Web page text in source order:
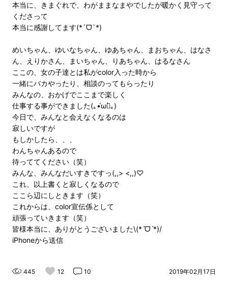
本当に、きまぐれで、わがままなまやでしたが暖かく見守って
くださって
本当に感謝してます(*´ᗜ`*)
めいちゃん、ゆいなちゃん、ゆあちゃん、まおちゃん、はなさ
ん、えりかさん、まいちゃん、りあちゃん、はるなさん
ここの、女の子達とは私がcolor入った時から
一緒にバカやったり、相談のってもらったり
みんなの、おかげでここまで楽しく
仕事する事ができました(｡•́ωก̀｡)
今日で、みんなと会えなくなるのは
寂しいですが
もしかしたら、、、
わんちゃんあるので
待っててください（笑）
みんな、みんなだいすきですっ(,,> <,,)♡
これ、以上書くと寂しくなるので
ここら辺にしときます（笑）
これからは、color宣伝係として
頑張っていきます（笑）
皆様本当に、ありがとうございました\(*ˊᗜˋ*)/
iPhoneから送信
445 12 10 2019年02月17日